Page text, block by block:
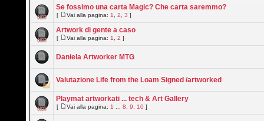
Se fossimo una carta Magic? Che carta saremmo?
[ Vai alla pagina: 1 ,2 ,3 ]
Artwork di gente a caso
[ Vai alla pagina: 1 ,2 ]
Daniela Artworker MTG
Valutazione Life from the Loam Signed /artworked
Playmat artworkati ... tech & Art Gallery
[ Vai alla pagina: 1 ...8 ,9 10 ]